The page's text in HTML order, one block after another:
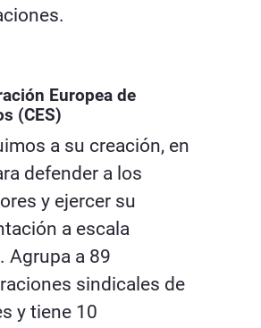
Europea de
(CES)
a su creación, en
defender a los
y ejercer su
a escala
Agrupa a 89
sindicales de
y tiene 10